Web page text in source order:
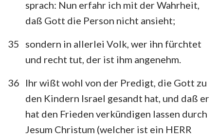
sprach: Nun erfahr ich mit der Wahrheit,
daß Gott die Person nicht ansieht;
35
sondern in allerlei Volk, wer ihn fürchtet
und recht tut, der ist ihm angenehm.
36
Ihr wißt wohl von der Predigt, die Gott zu
den Kindern Israel gesandt hat, und daß er
hat den Frieden verkündigen lassen durch
Jesum Christum (welcher ist ein HERR